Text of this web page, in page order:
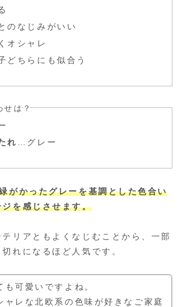
のなじみがいい
オシャレ
どちらにも似合う
せは？
れ
…グレー
がかったグレーを基調とした色合い
を感じさせます。
リアともよくなじむことから、一部
れになるほど人気です。
も可愛いですよね。
ャレな北欧系の色味が好きなご家庭